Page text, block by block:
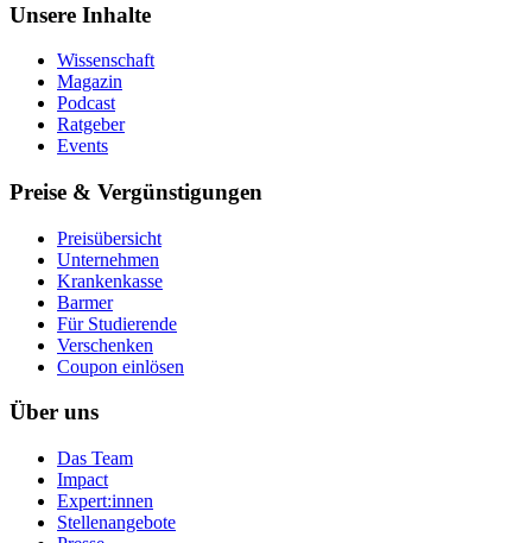
Unsere Inhalte
Wissenschaft
Magazin
Podcast
Ratgeber
Events
Preise & Vergünstigungen
Preisübersicht
Unternehmen
Krankenkasse
Barmer
Für Studierende
Ver­schen­ken
Coupon einlösen
Über uns
Das Team
Impact
Expert:innen
Stellenangebote